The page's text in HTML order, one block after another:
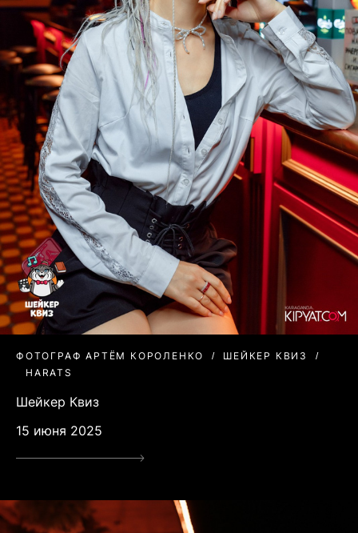
ФОТОГРАФ АРТЁМ КОРОЛЕНКО
ШЕЙКЕР КВИЗ
HARATS
Шейкер Квиз
15 июня 2025